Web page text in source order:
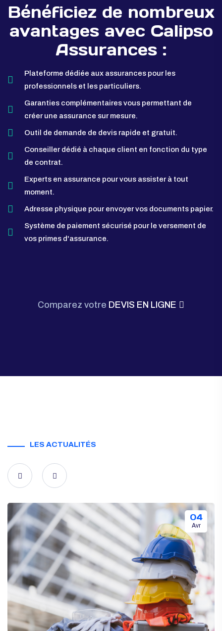
Bénéficiez de nombreux
avantages avec Calipso
Assurances :
Plateforme dédiée aux assurances pour les
professionnels et les particuliers.
Garanties complémentaires vous permettant de
créer une assurance sur mesure.
Outil de demande de devis rapide et gratuit.
Conseiller dédié à chaque client en fonction du type
de contrat.
Experts en assurance pour vous assister à tout
moment.
Adresse physique pour envoyer vos documents papier.
Système de paiement sécurisé pour le versement de
vos primes d'assurance.
Comparez votre DEVIS EN LIGNE
LES ACTUALITÉS
04
Avr